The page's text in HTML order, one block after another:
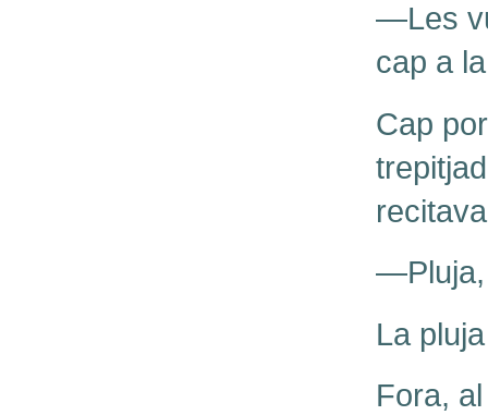
—Les
cap a
Cap
—Pluja,
La
Fora,